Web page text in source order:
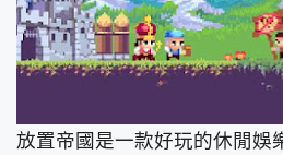
放置帝國是一款好玩的休閒娛